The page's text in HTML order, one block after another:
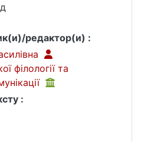
редактор(и) :
філології та
: